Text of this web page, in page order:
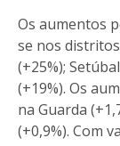
Os aumentos
se nos
(+25%);
(+19%). Os
na Guarda
(+0,9%). Com